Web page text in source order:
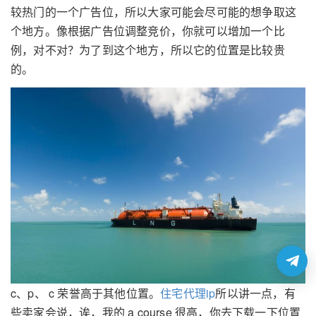
较热门的一个广告位，所以大家可能会尽可能的想争取这
个地方。像根据广告位调整竞价，你就可以增加一个比
例，对不对？为了到这个地方，所以它的位置是比较贵
的。
c、p、 c 荣誉高于其他位置。住宅代理ip所以讲一点，有
些卖家会说，诶，我的 a course 很高，你去下载一下位置